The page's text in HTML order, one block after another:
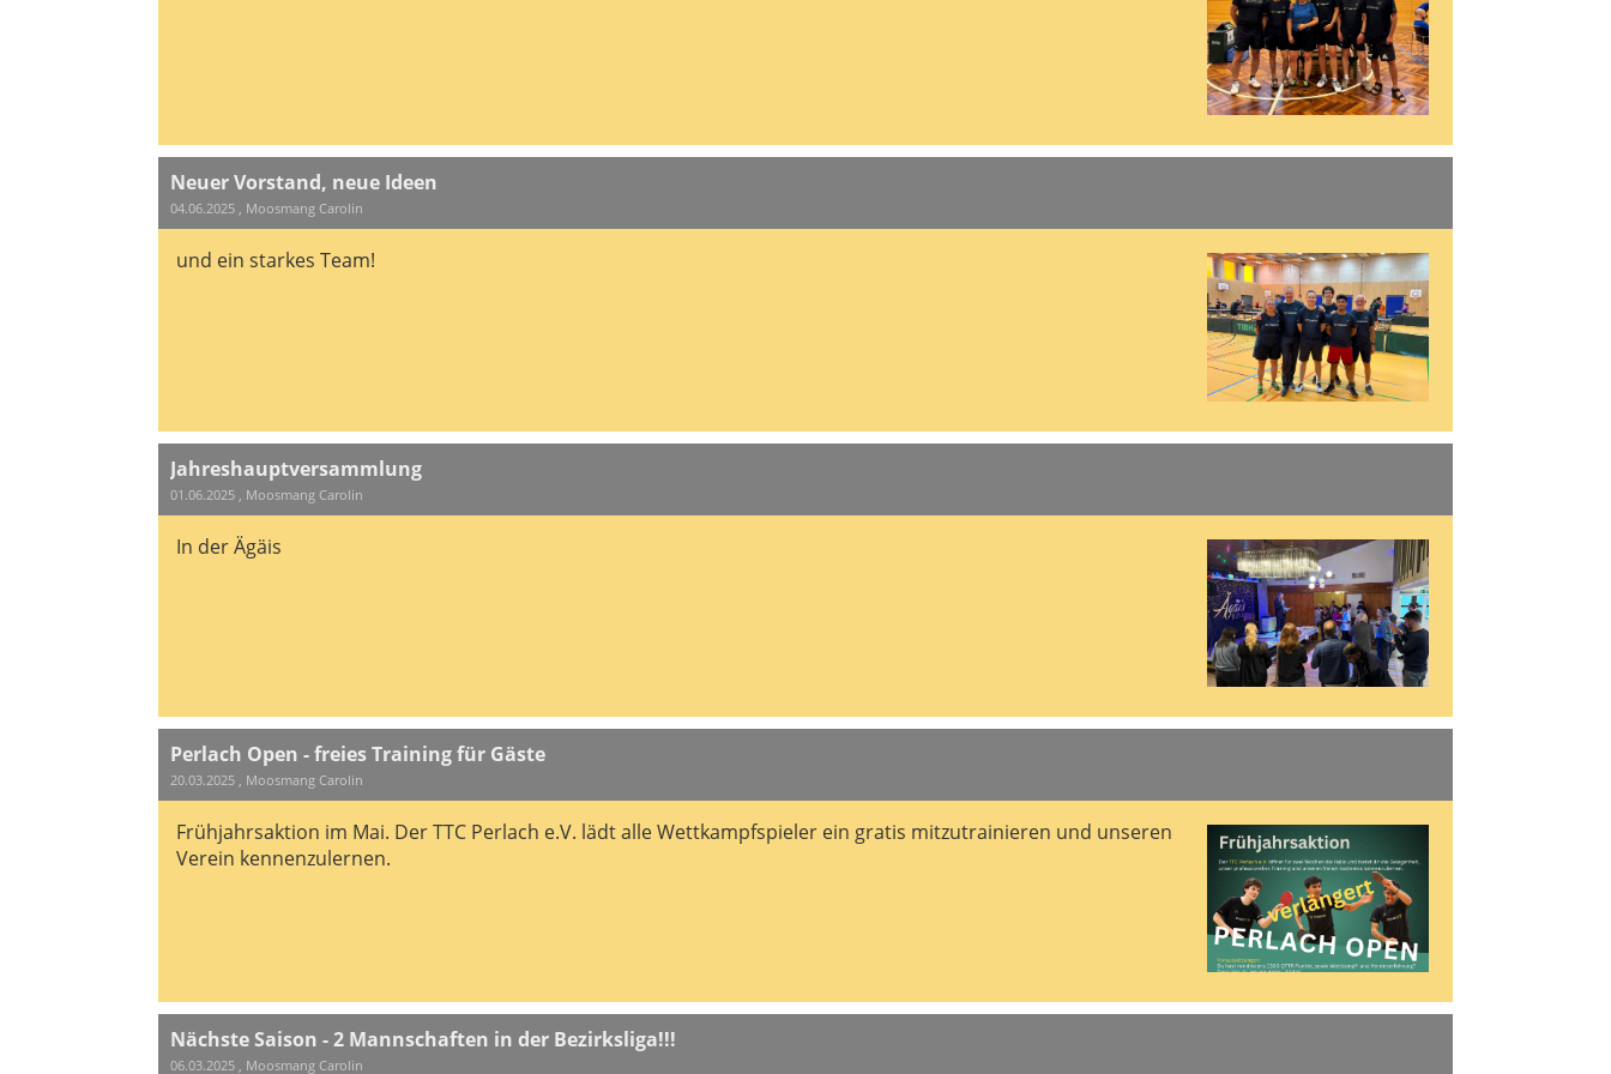
Neuer Vorstand, neue Ideen
04.06.2025 , Moosmang Carolin
und ein starkes Team!
Jahreshauptversammlung
01.06.2025 , Moosmang Carolin
In der Ägäis
Perlach Open - freies Training für Gäste
20.03.2025 , Moosmang Carolin
Frühjahrsaktion im Mai. Der TTC Perlach e.V. lädt alle Wettkampfspieler ein gratis mitzutrainieren und unseren
Verein kennenzulernen.
Nächste Saison - 2 Mannschaften in der Bezirksliga!!!
06.03.2025 , Moosmang Carolin